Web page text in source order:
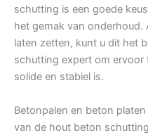
schutting is een goede
het gemak van onderhoud.
laten zetten, kunt u dit het
schutting expert om
solide en stabiel is.
Betonpalen en beton
van de hout beton